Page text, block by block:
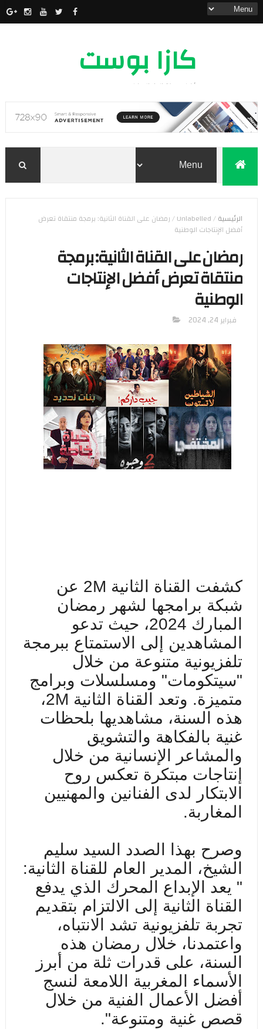
كازا بوست
أخبار مدينة الدار البيضاء
الرئيسية/
Unlabelled
/رمضان على القناة الثانية: برمجة منتقاة تعرض
أفضل الإنتاجات الوطنية
رمضان على القناة الثانية: برمجة
منتقاة تعرض أفضل الإنتاجات
الوطنية
فبراير 24, 2024
كشفت القناة الثانية 2M عن
شبكة برامجها لشهر رمضان
المبارك 2024، حيث تدعو
المشاهدين إلى الاستمتاع ببرمجة
تلفزيونية متنوعة من خلال
"سيتكومات" ومسلسلات وبرامج
متميزة. وتعد القناة الثانية 2M،
هذه السنة، مشاهديها بلحظات
غنية بالفكاهة والتشويق
والمشاعر الإنسانية من خلال
إنتاجات مبتكرة تعكس روح
الابتكار لدى الفنانين والمهنيين
المغاربة.
وصرح بهذا الصدد السيد سليم
الشيخ، المدير العام للقناة الثانية:
" يعد الإبداع المحرك الذي يدفع
القناة الثانية إلى الالتزام بتقديم
تجربة تلفزيونية تشد الانتباه،
واعتمدنا، خلال رمضان هذه
السنة، على قدرات ثلة من أبرز
الأسماء المغربية اللامعة لنسج
أفضل الأعمال الفنية من خلال
قصص غنية ومتنوعة".